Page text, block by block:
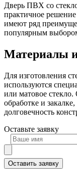
Дверь ПВХ со
практичное
имеют ряд
популярным
Материалы и
Для изготовления
используются
или матовое
обработке и
долговечность
Оставьте заявку
Оставить заявку